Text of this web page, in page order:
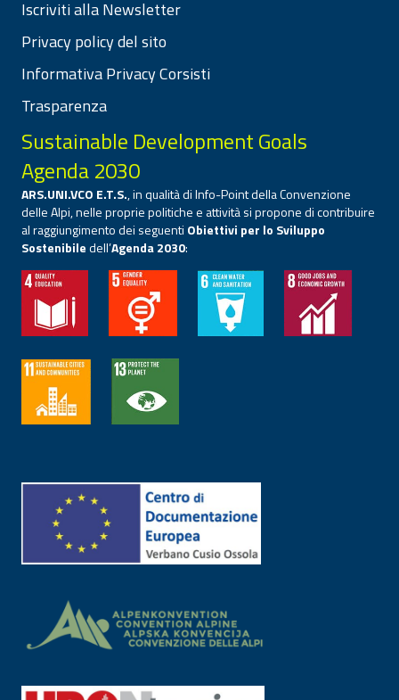
Iscriviti alla Newsletter
Privacy policy del sito
Informativa Privacy Corsisti
Trasparenza
Sustainable Development Goals
Agenda 2030
ARS.UNI.VCO E.T.S., in qualità di Info-Point della Convenzione
delle Alpi, nelle proprie politiche e attività si propone di contribuire
al raggiungimento dei seguenti Obiettivi per lo Sviluppo
Sostenibiledell’Agenda 2030: